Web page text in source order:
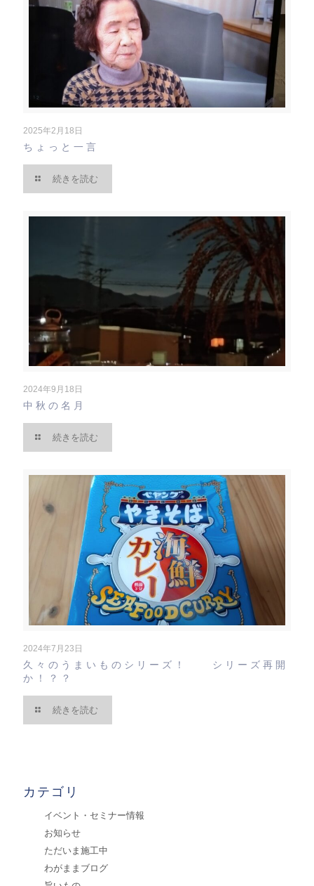
2025年2月18日
ちょっと一言
続きを読む
2024年9月18日
中秋の名月
続きを読む
2024年7月23日
久々のうまいものシリーズ！ シリーズ再開
か！？？
続きを読む
カテゴリ
イベント・セミナー情報
お知らせ
ただいま施工中
わがままブログ